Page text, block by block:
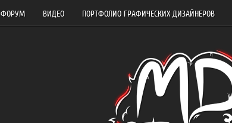
ФОРУМ ВИДЕО ПОРТФОЛИО ГРАФИЧЕСКИХ ДИЗАЙНЕРОВ